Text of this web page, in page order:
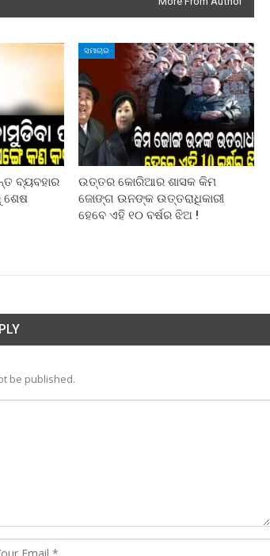
ବ୍ୟବହାର
ଶେଷ
ସମାଚାର
ଉତ୍ତର କୋରିଆର ଶାସକ କିମ
ଜୋଙ୍ଗ ଉନଙ୍କ ଉତ୍ତରାଧିକାରୀ
ହେବେ ଏହି ୧୦ ବର୍ଷର ଝିଅ !
be published.